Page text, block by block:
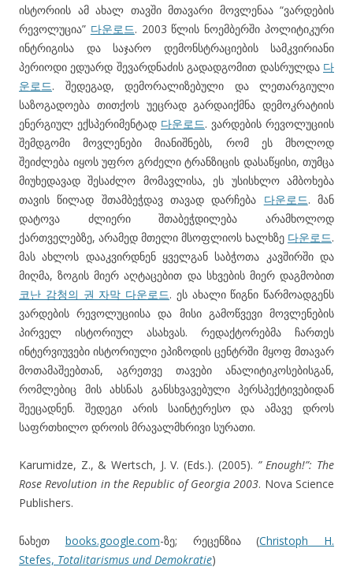
ისტორიის ამ ახალ თავში მთავარი მოვლენაა “ვარდების
რევოლუცია” 다운로드. 2003 წლის ნოემბერში პოლიტიკური
ინტრიგისა და საჯარო დემონსტრაციების სამკვირიანი
პერიოდი ედუარდ შევარდნაძის გადადგომით დასრულდა 다
운로드. შედეგად, დემორალიზებული და ლეთარგიული
საზოგადოება თითქოს უეცრად გარდაიქმნა დემოკრატიის
ენერგიულ ექსპერიმენტად 다운로드. ვარდების რევოლუციის
შემდგომი მოვლენები მიანიშნებს, რომ ეს მხოლოდ
შეიძლება იყოს უფრო გრძელი ტრანზიცის დასაწყისი, თუმცა
მიუხედავად შესაძლო მომავლისა, ეს უსისხლო ამბოხება
თავის წილად შთამბეჭდავ თავად დარჩება 다운로드. მან
დატოვა ძლიერი შთაბეჭდილება არამხოლოდ
ქართველებზე, არამედ მთელი მსოფლიოს ხალხზე 다운로드.
მას ახლოს დააკვირდნენ ყველგან საბჭოთა კავშირში და
მიღმა, ზოგის მიერ აღტაცებით და სხვების მიერ დაგმობით
코난 감청의 권 자막 다운로드. ეს ახალი წიგნი წარმოადგენს
ვარდების რევოლუციისა და მისი გამოწვევი მოვლენების
პირველ ისტორიულ ასახვას. რედაქტორებმა ჩართეს
ინტერვიუვები ისტორიული ეპიზოდის ცენტრში მყოფ მთავარ
მოთამაშეებთან, აგრეთვე თავები ანალიტიკოსებისგან,
რომლებიც მის ახსნას განსხვავებული პერსპექტივებიდან
შეეცადნენ. შედეგი არის საინტერესო და ამავე დროს
საფრთხილო დროის მრავალმხრივი სურათი.
Karumidze, Z., & Wertsch, J. V. (Eds.). (2005). ” Enough!”: The
Rose Revolution in the Republic of Georgia 2003. Nova Science
Publishers.
ნახეთ books.google.com-ზე; რეცენზია (Christoph H.
Stefes, Totalitarismus und Demokratie)